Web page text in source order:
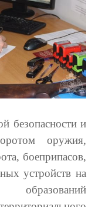
безопасности и
оружия,
боеприпасов,
устройств на
образований